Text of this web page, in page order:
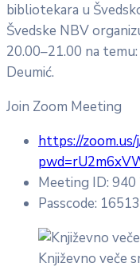
bibliotekara u
Švedske NBV
20.00–21.00 na
Deumić.
Join Zoom Meeting
https://
Meeting ID:
Passcode:
Književno veče